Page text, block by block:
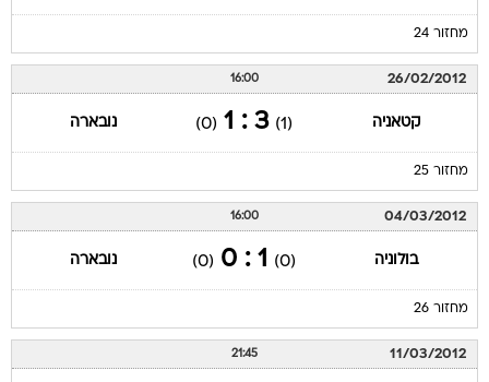
מחזור 24
26/02/2012
16:00
קטאניה (1)
3 : 1
(0) נובארה
מחזור 25
04/03/2012
16:00
בולוניה (0)
1 : 0
(0) נובארה
מחזור 26
11/03/2012
21:45